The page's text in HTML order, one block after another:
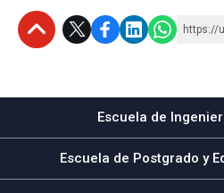
https://
Escuela de
Escuela de Postgrado y